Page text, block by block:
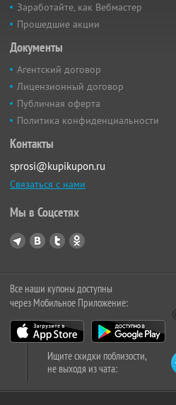
Заработайте, как Вебмастер
Прошедшие акции
Документы
Агентский договор
Лицензионный договор
Публичная оферта
Политика конфиденциальности
Контакты
sprosi@kupikupon.ru
Связаться с нами
Мы в Соцсетях
Все наши купоны доступны
через Мобильное Приложение:
Ищите скидки поблизости,
не выходя из чата: